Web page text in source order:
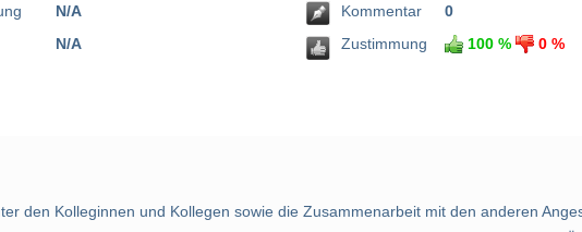
N/A
N/A
Kommentar
Zustimmung
0
100 %
0 %
den Kolleginnen und Kollegen sowie die Zusammenarbeit mit den anderen